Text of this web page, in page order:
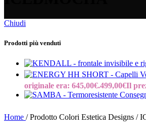
Chiudi
Prodotti più venduti
originale era: 645,00€.499,00€Il
Home / Prodotto Colori Estetica Designs /